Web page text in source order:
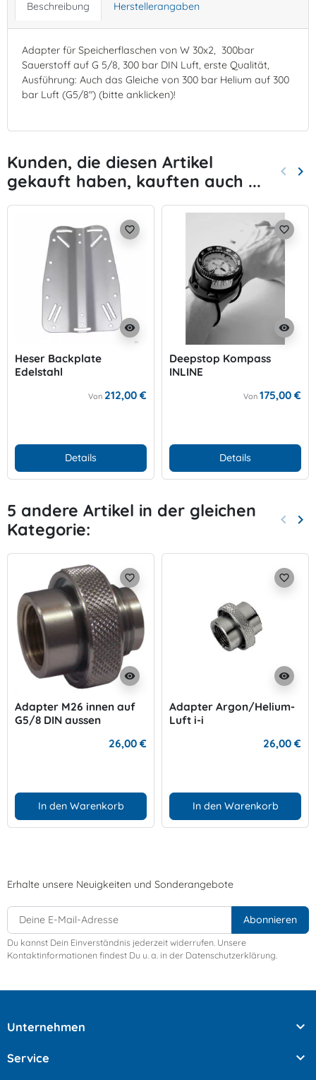
Beschreibung Herstellerangaben
Adapter für Speicherflaschen von W 30x2, 300bar
Sauerstoff auf G 5/8, 300 bar DIN Luft, erste Qualität,
Ausführung: Auch das Gleiche von 300 bar Helium auf 300
bar Luft (G5/8") (bitte anklicken)!
Kunden, die diesen Artikel
gekauft haben, kauften auch ...
Zurück
keyboard_arrow_left keyboard_arrow_right
visibility
favorite_border
Heser Backplate
Edelstahl
Von 212,00 €
Details
visibility
favorite_border
Deepstop Kompass
INLINE
Von 175,00 €
Details
5 andere Artikel in der gleichen
Kategorie:
Zurück
keyboard_arrow_left keyboard_arrow_right
visibility
favorite_border
Adapter M26 innen auf
G5/8 DIN aussen
26,00 €
In den Warenkorb
visibility
favorite_border
Adapter Argon/Helium-
Luft i-i
26,00 €
In den Warenkorb
Erhalte unsere Neuigkeiten und Sonderangebote
Du kannst Dein Einverständnis jederzeit widerrufen. Unsere
Kontaktinformationen findest Du u. a. in der Datenschutzerklärung.
Unternehmen 
Service 